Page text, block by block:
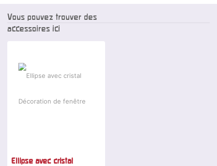
Vous pouvez trouver des
accessoires ici
Ellipse avec cristal